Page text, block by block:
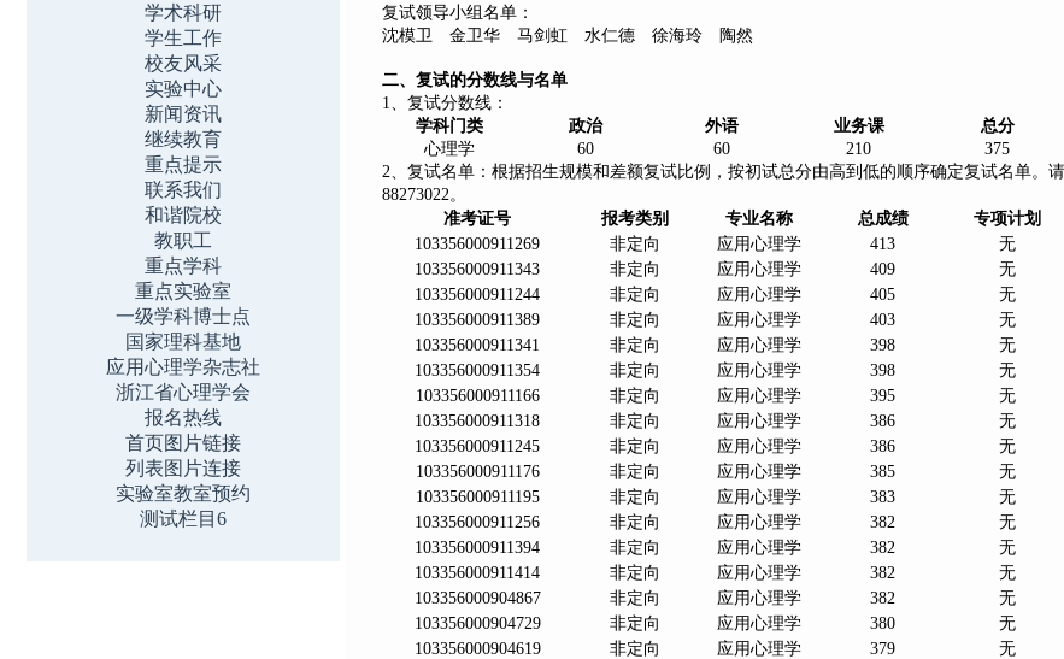
学术科研
学生工作
校友风采
实验中心
新闻资讯
继续教育
重点提示
联系我们
和谐院校
教职工
重点学科
重点实验室
一级学科博士点
国家理科基地
应用心理学杂志社
浙江省心理学会
报名热线
首页图片链接
列表图片连接
实验室教室预约
测试栏目6
复试领导小组名单：
沈模卫 金卫华 马剑虹 水仁德 徐海玲 陶然
二、复试的分数线与名单
1、复试分数线：
学科门类
政治 外语 业务课
总分
心理学
60 60 210
375
2、复试名单：根据招生规模和差额复试比例，按初试总分由高到低的顺序确定复试名单。
88273022。
准考证号
报考类别 专业名称 总成绩
专项计划
103356000911269
非定向 应用心理学 413
无
103356000911343
非定向 应用心理学 409
无
103356000911244
非定向 应用心理学 405
无
103356000911389
非定向 应用心理学 403
无
103356000911341
非定向 应用心理学 398
无
103356000911354
非定向 应用心理学 398
无
103356000911166
非定向 应用心理学 395
无
103356000911318
非定向 应用心理学 386
无
103356000911245
非定向 应用心理学 386
无
103356000911176
非定向 应用心理学 385
无
103356000911195
非定向 应用心理学 383
无
103356000911256
非定向 应用心理学 382
无
103356000911394
非定向 应用心理学 382
无
103356000911414
非定向 应用心理学 382
无
103356000904867
非定向 应用心理学 382
无
103356000904729
非定向 应用心理学 380
无
103356000904619
非定向 应用心理学 379
无